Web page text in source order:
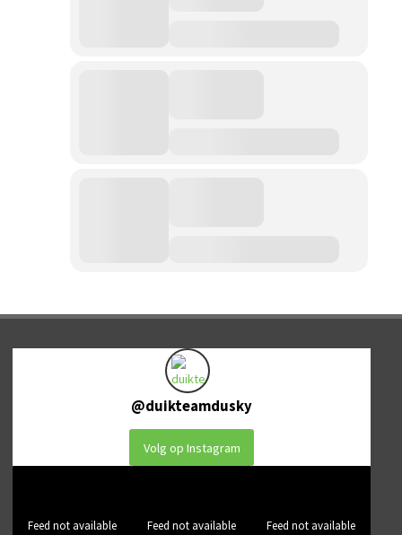
@duikteamdusky
Volg op Instagram
Feed not available Feed not available Feed not available